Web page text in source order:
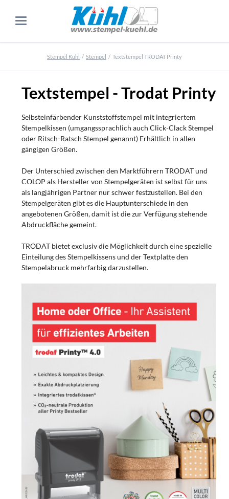
Stempel Kühl Stempel Textstempel TRODAT Printy
Textstempel - Trodat Printy
Selbsteinfärbender Kunststoffstempel mit integriertem
Stempelkissen (umgangssprachlich auch Click-Clack Stempel
oder Ritsch-Ratsch Stempel genannt) Erhältlich in allen
gängigen Größen.
Der Unterschied zwischen den Marktführern TRODAT und
COLOP als Hersteller von Stempelgeräten ist selbst für uns
als langjährigen Partner nur schwer festzustellen. Bei den
Stempelgeräten gibt es die Hauptunterschiede in den
angebotenen Größen, damit ist die zur Verfügung stehende
Abdruckfläche gemeint.
TRODAT bietet exclusiv die Möglichkeit durch eine spezielle
Einteilung des Stempelkissens und der Textplatte den
Stempelabruck mehrfarbig darzustellen.